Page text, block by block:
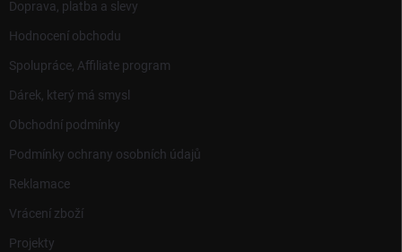
Doprava, platba a slevy
Hodnocení obchodu
Spolupráce, Affiliate program
Dárek, který má smysl
Obchodní podmínky
Podmínky ochrany osobních údajů
Reklamace
Vrácení zboží
Projekty